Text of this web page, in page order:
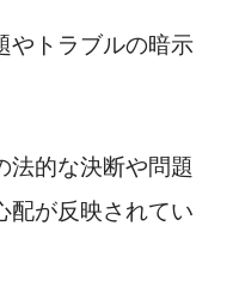
やトラブルの暗示
法的な決断や問題
配が反映されてい